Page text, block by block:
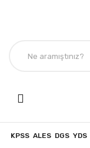
KPSS ALES DGS YDS